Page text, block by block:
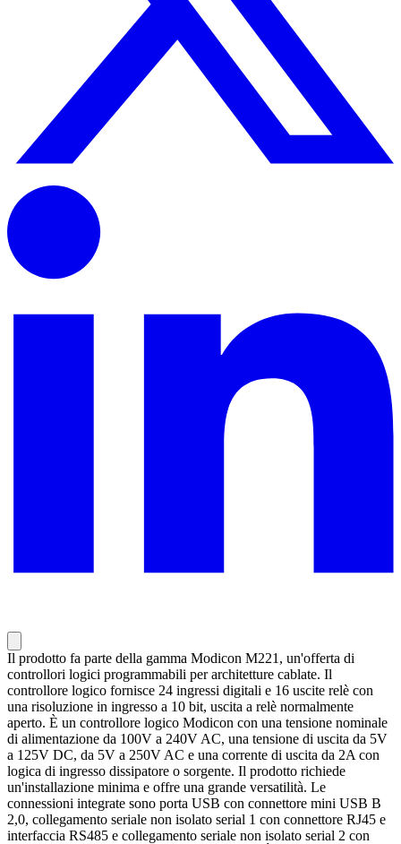
Il prodotto fa parte della gamma Modicon M221, un'offerta di
controllori logici programmabili per architetture cablate. Il
controllore logico fornisce 24 ingressi digitali e 16 uscite relè con
una risoluzione in ingresso a 10 bit, uscita a relè normalmente
aperto. È un controllore logico Modicon con una tensione nominale
di alimentazione da 100V a 240V AC, una tensione di uscita da 5V
a 125V DC, da 5V a 250V AC e una corrente di uscita da 2A con
logica di ingresso dissipatore o sorgente. Il prodotto richiede
un'installazione minima e offre una grande versatilità. Le
connessioni integrate sono porta USB con connettore mini USB B
2,0, collegamento seriale non isolato serial 1 con connettore RJ45 e
interfaccia RS485 e collegamento seriale non isolato serial 2 con